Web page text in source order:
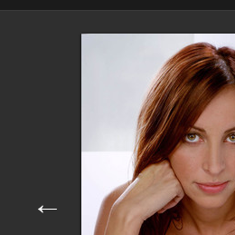
←